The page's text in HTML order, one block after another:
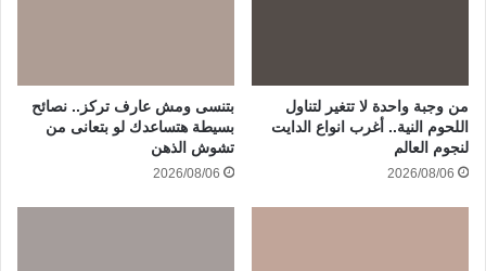
من وجبة واحدة لا تتغير لتناول
اللحوم النية.. أغرب انواع الدايت
لنجوم العالم
2026/08/06
بتنسى ومش عارف تركز.. نصائح
بسيطة هتساعدك لو بتعانى من
تشوش الذهن
2026/08/06